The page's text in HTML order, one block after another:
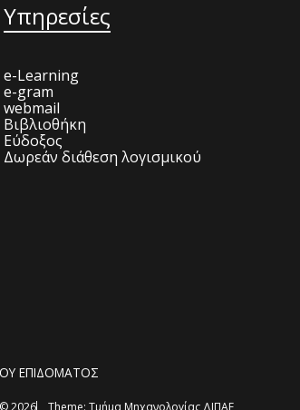
Υπηρεσίες
e-Learning
e-gram
webmail
Βιβλιοθήκη
Εύδοξος
Δωρεάν διάθεση λογισμικού
ΕΠΙΔΟΜΑΤΟΣ
2026 Theme: Τμήμα Μηχανολογίας ΔΙΠΑΕ